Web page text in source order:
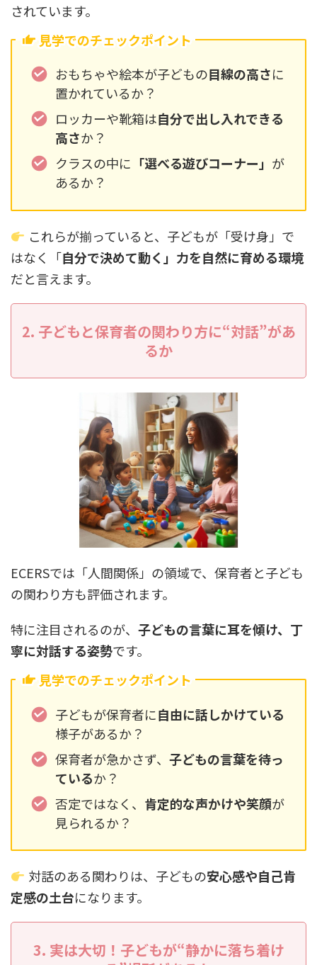
されています。
見学でのチェックポイント
おもちゃや絵本が子どもの目線の高さに
置かれているか？
ロッカーや靴箱は自分で出し入れできる
高さか？
クラスの中に 「選べる遊びコーナー」 が
あるか？
これらが揃っていると、子どもが「受け身」で
はなく「自分で決めて動く」力を自然に育める環境
だと言えます。
2. 子どもと保育者の関わり方に“対話”があ
るか
ECERSでは「人間関係」の領域で、保育者と子ども
の関わり方も評価されます。
特に注目されるのが、 子どもの言葉に耳を傾け、丁
寧に対話する姿勢です。
見学でのチェックポイント
子どもが保育者に自由に話しかけている
様子があるか？
保育者が急かさず、 子どもの言葉を待っ
ているか？
否定ではなく、 肯定的な声かけや笑顔が
見られるか？
対話のある関わりは、子どもの安心感や自己肯
定感の土台になります。
3. 実は大切！子どもが“静かに落ち着け